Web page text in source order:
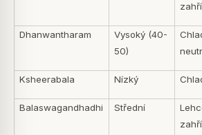
Dhanwantharam
Vysoký (40-
50)
Ksheerabala Nízký
Balaswagandhadhi Střední